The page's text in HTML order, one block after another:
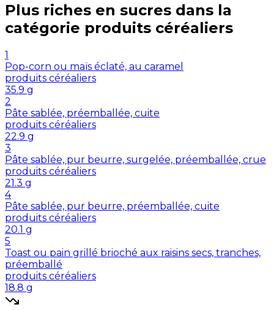
Plus riches en sucres dans la
catégorie produits céréaliers
1
Pop-corn ou maïs éclaté, au caramel
produits céréaliers
35.9 g
2
Pâte sablée, préemballée, cuite
produits céréaliers
22.9 g
3
Pâte sablée, pur beurre, surgelée, préemballée, crue
produits céréaliers
21.3 g
4
Pâte sablée, pur beurre, préemballée, cuite
produits céréaliers
20.1 g
5
Toast ou pain grillé brioché aux raisins secs, tranches,
préemballé
produits céréaliers
18.8 g